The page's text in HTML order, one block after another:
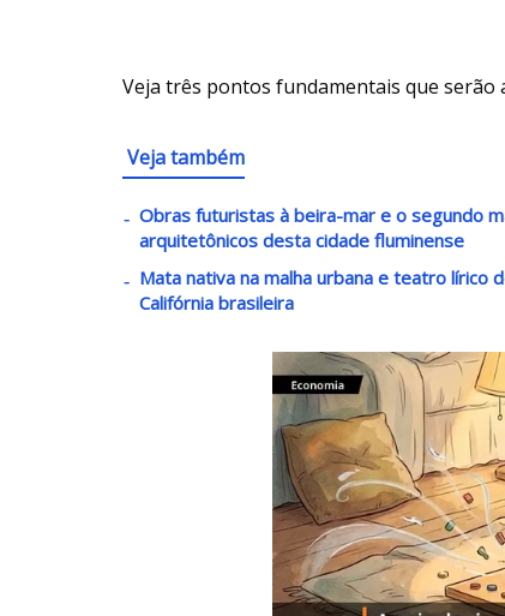
Veja três pontos fundamentais que serão
Veja também
Obras futuristas à beira-mar e o segundo
arquitetônicos desta cidade fluminense
Mata nativa na malha urbana e teatro lírico
Califórnia brasileira